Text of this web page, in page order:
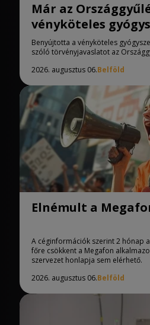
Már az
vényköteles
áfamentességéről
törvényjavaslat
Benyújtotta a vényköteles
szóló törvényjavaslatot az
2026. augusztus 06.Belföld
Elnémult a
A céginformációk szerint 2 hónap
főre csökkent a Megafon
szervezet honlapja sem elérhető.
2026. augusztus 06.Belföld